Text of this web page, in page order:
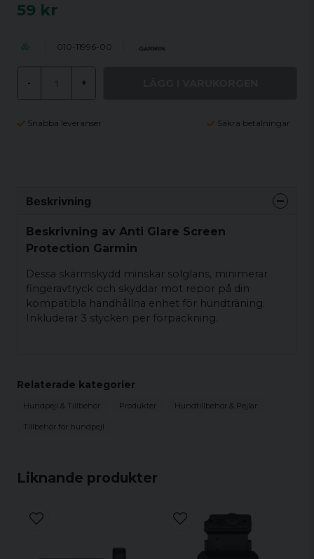
59 kr
010-11996-00
- +
Snabba leveranser Säkra betalningar
Liknande produkter
Beskrivning
Beskrivning av Anti Glare Screen
Protection Garmin
Dessa skärmskydd minskar solglans, minimerar
fingeravtryck och skyddar mot repor på din
kompatibla handhållna enhet för hundträning.
Inkluderar 3 stycken per förpackning.
Relaterade kategorier
Hundpejl & Tillbehör Produkter Hundtillbehör & Pejlar
Tillbehör för hundpejl